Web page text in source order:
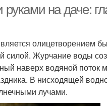
на даче:
олицетворением
силой. Журчание воды
наверх водяной поток
В нисходящей
лучами.